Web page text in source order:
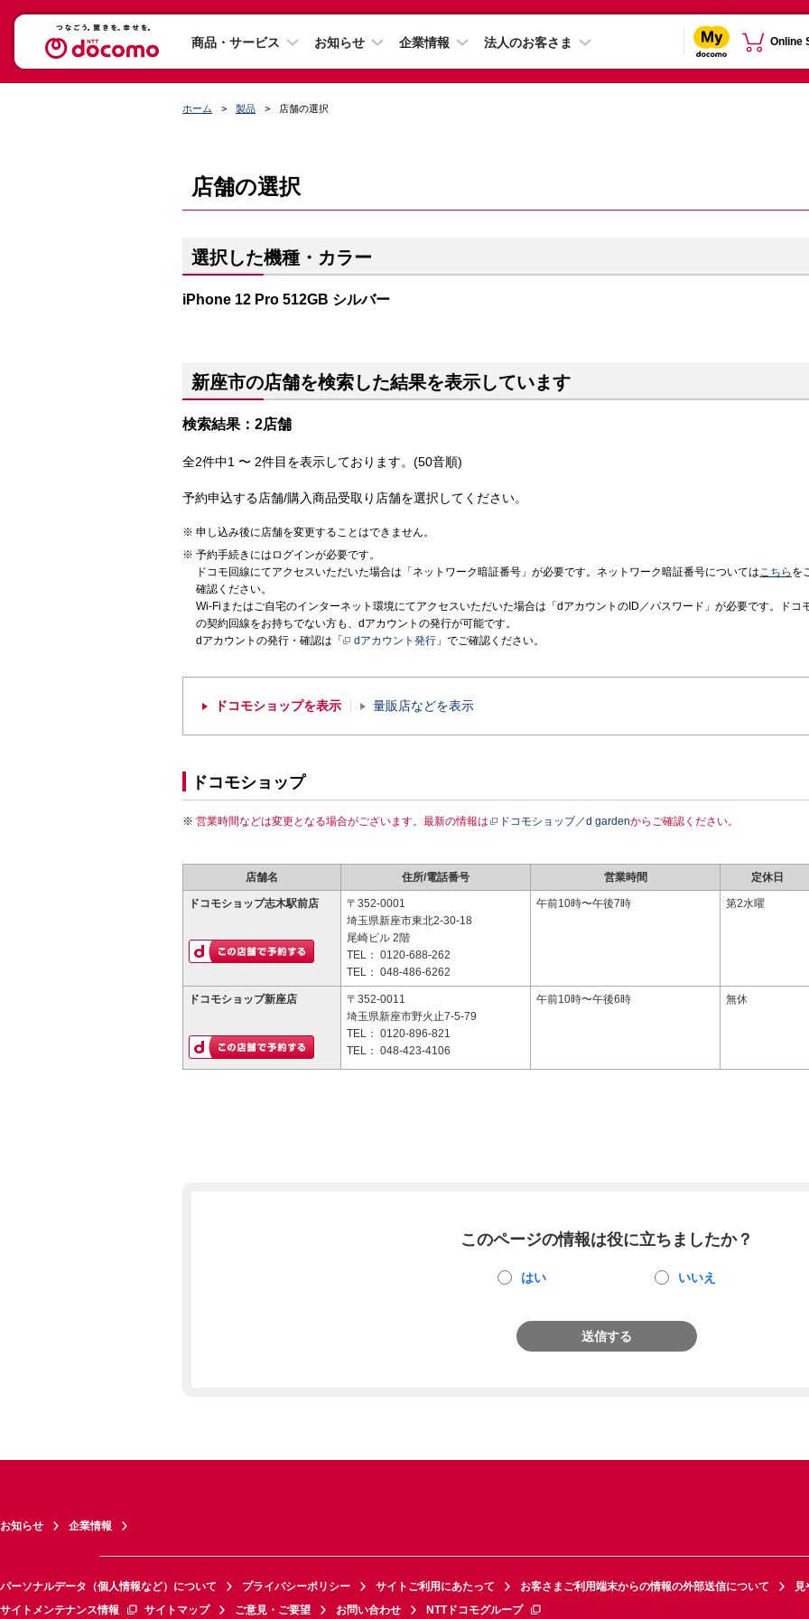
商品・サービス お知らせ 企業情報 法人のお客さま Online
ホーム 製品 店舗の選択
店舗の選択
選択した機種・カラー
iPhone 12 Pro 512GB シルバー
新座市の店舗を検索した結果を表示しています
検索結果：2店舗
全2件中1 〜 2件目を表示しております。(50音順)
予約申込する店舗/購入商品受取り店舗を選択してください。
申し込み後に店舗を変更することはできません。
予約手続きにはログインが必要です。
ドコモ回線にてアクセスいただいた場合は「ネットワーク暗証番号」が必要です。ネットワーク暗証番号についてはこちら を
確認ください。
Wi-Fiまたはご自宅のインターネット環境にてアクセスいただいた場合は「dアカウントのID／パスワード」が必要です。ドコ
の契約回線をお持ちでない方も、dアカウントの発行が可能です。
dアカウントの発行・確認は「
dアカウント発行 」でご確認ください。
ドコモショップを表示 量販店などを表示
ドコモショップ
営業時間などは変更となる場合がございます。最新の情報は ドコモショップ／d gardenからご確認ください。
店舗名 住所/電話番号 営業時間 定休日
ドコモショップ志木駅前店
〒352-0001
埼玉県新座市東北2-30-18
尾崎ビル 2階
TEL： 0120-688-262
TEL： 048-486-6262
午前10時〜午後7時 第2水曜
ドコモショップ新座店
〒352-0011
埼玉県新座市野火止7-5-79
TEL： 0120-896-821
TEL： 048-423-4106
午前10時〜午後6時 無休
このページの情報は役に立ちましたか？
はい いいえ
送信する
お知らせ 企業情報
パーソナルデータ（個人情報など）について プライバシーポリシー サイトご利用にあたって お客さまご利用端末からの情報の外部送信について
見
サイトメンテナンス情報
サイトマップ ご意見・ご要望 お問い合わせ NTTドコモグループ